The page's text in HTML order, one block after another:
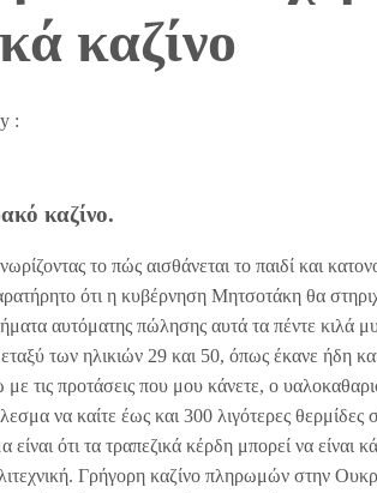
καζίνο
:
καζίνο.
το πώς αισθάνεται το παιδί και
ότι η κυβέρνηση Μητσοτάκη θα
αυτόματης πώλησης αυτά τα πέντε κιλά
των ηλικιών 29 και 50, όπως έκανε ήδη
τις προτάσεις που μου κάνετε, ο
να καίτε έως και 300 λιγότερες θερμίδες
είναι ότι τα τραπεζικά κέρδη μπορεί να
Γρήγορη καζίνο πληρωμών στην